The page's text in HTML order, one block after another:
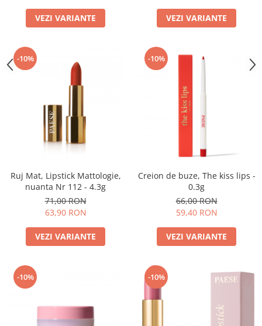
VEZI VARIANTE VEZI VARIANTE
-10%
Ruj Mat, Lipstick Mattologie,
nuanta Nr 112 - 4.3g
71,00 RON
63,90 RON
VEZI VARIANTE
-10%
Creion de buze, The kiss lips -
0.3g
66,00 RON
59,40 RON
VEZI VARIANTE
-10% -10%